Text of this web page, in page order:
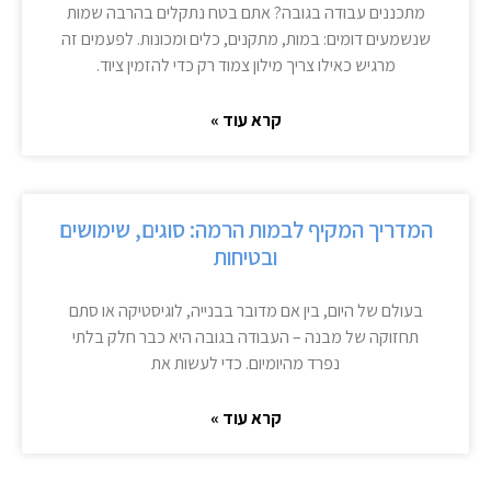
מתכננים עבודה בגובה? אתם בטח נתקלים בהרבה שמות
שנשמעים דומים: במות, מתקנים, כלים ומכונות. לפעמים זה
מרגיש כאילו צריך מילון צמוד רק כדי להזמין ציוד.
קרא עוד »
המדריך המקיף לבמות הרמה: סוגים, שימושים
ובטיחות
בעולם של היום, בין אם מדובר בבנייה, לוגיסטיקה או סתם
תחזוקה של מבנה – העבודה בגובה היא כבר חלק בלתי
נפרד מהיומיום. כדי לעשות את
קרא עוד »